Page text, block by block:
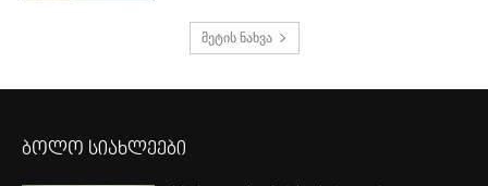
მეტის ნახვა
ბოლო სიახლეები